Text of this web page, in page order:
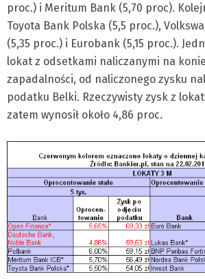
proc.) i Meritum Bank (5,70 proc).
Toyota Bank Polska (5,5 proc.),
(5,35 proc.) i Eurobank (5,15 proc.).
lokat z odsetkami naliczanymi na
zapadalności, od naliczonego zysku
podatku Belki. Rzeczywisty zysk z
zatem wynosił około 4,86 proc.